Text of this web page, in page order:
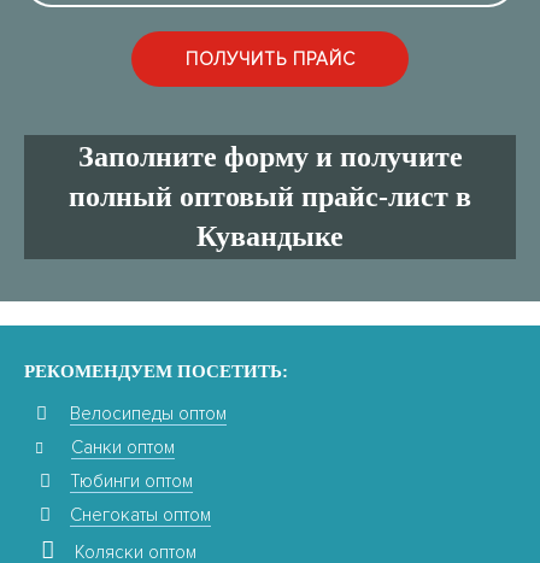
Заполните форму и получите
полный оптовый прайс-лист в
Кувандыке
РЕКОМЕНДУЕМ ПОСЕТИТЬ:
Велосипеды оптом
Санки оптом
Тюбинги оптом
Снегокаты оптом
Коляски оптом